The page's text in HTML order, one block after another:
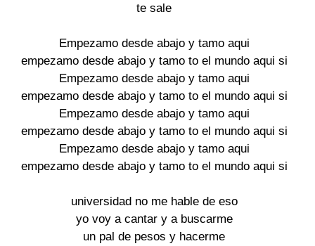
te sale
Empezamo desde abajo y tamo aqui
empezamo desde abajo y tamo to el mundo aqui si
Empezamo desde abajo y tamo aqui
empezamo desde abajo y tamo to el mundo aqui si
Empezamo desde abajo y tamo aqui
empezamo desde abajo y tamo to el mundo aqui si
Empezamo desde abajo y tamo aqui
empezamo desde abajo y tamo to el mundo aqui si
universidad no me hable de eso
yo voy a cantar y a buscarme
un pal de pesos y hacerme